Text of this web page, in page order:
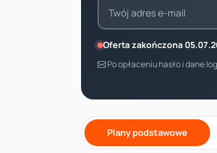
Oferta zakończona
Po opłaceniu hasło i dane
Plany podstawowe